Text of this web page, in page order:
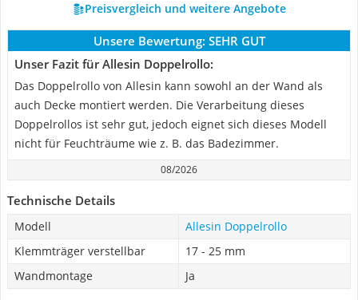
Preisvergleich und weitere Angebote
Unsere Bewertung: SEHR GUT
Unser Fazit für Allesin Doppelrollo:
Das Doppelrollo von Allesin kann sowohl an der Wand als
auch Decke montiert werden. Die Verarbeitung dieses
Doppelrollos ist sehr gut, jedoch eignet sich dieses Modell
nicht für Feuchträume wie z. B. das Badezimmer.
08/2026
Technische Details
Modell
Allesin Doppelrollo
Klemmträger verstellbar
17 - 25 mm
Wandmontage
Ja